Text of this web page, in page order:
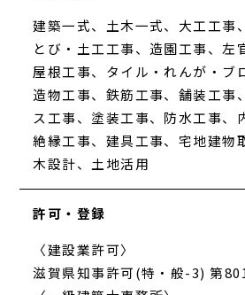
建築一式、土木一式、大工工事
とび・土工工事、造園工事、左
屋根工事、タイル・れんが・ブ
造物工事、鉄筋工事、舗装工事
ス工事、塗装工事、防水工事、
絶縁工事、建具工事、宅地建物
木設計、土地活用
許可・登録
〈建設業許可〉
滋賀県知事許可(特・般-3) 第